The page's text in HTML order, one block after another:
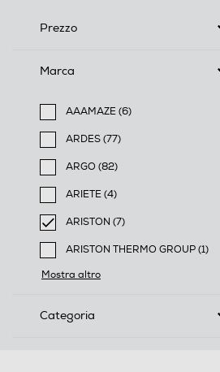
Prezzo
Marca
AAAMAZE (6)
Filtra per Marca: AAAMAZE
ARDES (77)
Filtra per Marca: ARDES
ARGO (82)
Filtra per Marca: ARGO
ARIETE (4)
Filtra per Marca: ARIETE
ARISTON (7)
selected Filtro applicato per
ARISTON THERMO GROUP (1)
Filtra per Marca: ARISTON
Mostra altro
Categoria